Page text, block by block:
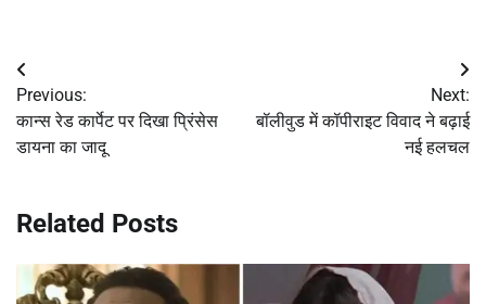
Post
navigation
Previous:
कान्स रेड कार्पेट पर दिखा प्रिंसेस
डायना का जादू
Next:
बॉलीवुड में कॉपीराइट विवाद ने बढ़ाई
नई हलचल
Related Posts